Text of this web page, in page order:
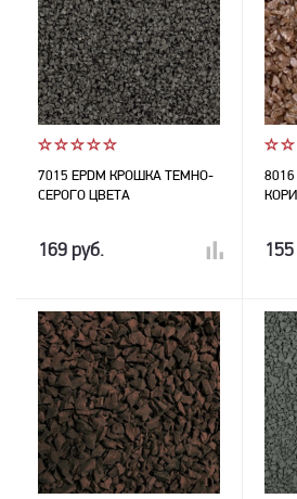
7015 EPDM КРОШКА ТЕМНО-
СЕРОГО ЦВЕТА
169 руб.